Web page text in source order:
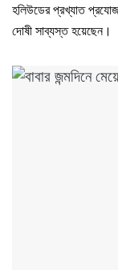
হলিউডের প্রখ্যাত
দোষী সাব্যস্ত হয়েছেন।